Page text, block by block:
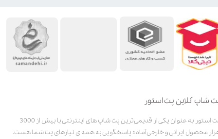
شاپ آنلاین پت استور
پت استور به عنوان یکی از قدیمی‌ترین پت شاپ های اینترنتی با بیش از 3000
محصول ایرانی و خارجی آماده پاسخگویی به همه ی نیازهای پت شما هست.